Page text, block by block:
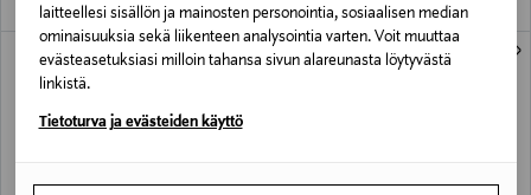
laitteellesi sisällön ja mainosten personointia, sosiaalisen median
ominaisuuksia sekä liikenteen analysointia varten. Voit muuttaa
evästeasetuksiasi milloin tahansa sivun alareunasta löytyvästä
linkistä.
Tietoturva ja evästeiden käyttö